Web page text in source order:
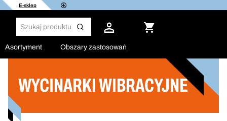
E-sklep
Asortyment Obszary zastosowań
WYCINARKI WIBRACYJNE
Filtruj